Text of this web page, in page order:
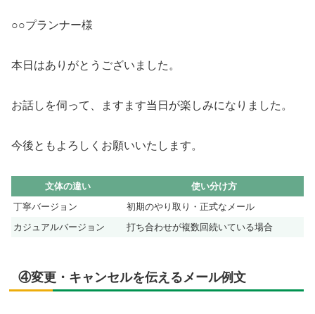
○○プランナー様
本日はありがとうございました。
お話しを伺って、ますます当日が楽しみになりました。
今後ともよろしくお願いいたします。
文体の違い
使い分け方
丁寧バージョン
初期のやり取り・正式なメール
カジュアルバージョン
打ち合わせが複数回続いている場合
④変更・キャンセルを伝えるメール例文